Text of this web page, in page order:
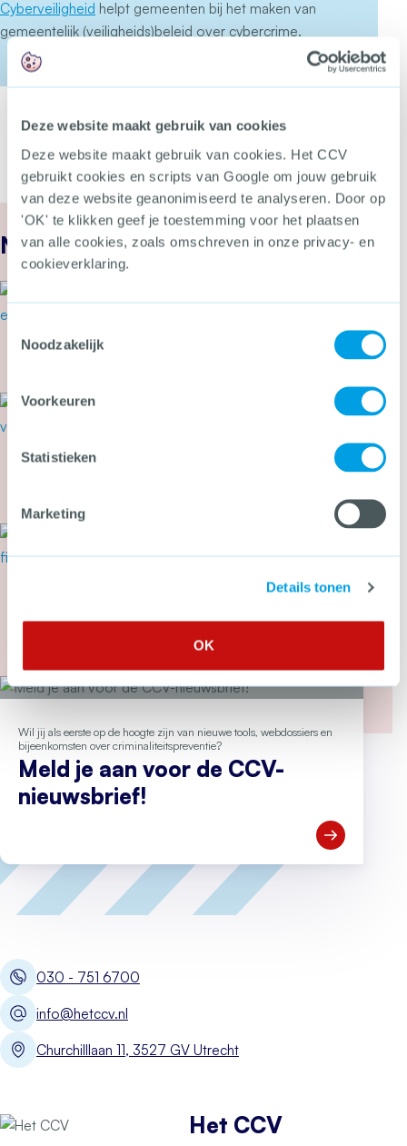
Deze website maakt gebruik van cookies
Deze website maakt gebruik van cookies. Het CCV
gebruikt cookies en scripts van Google om jouw gebruik
van deze website geanonimiseerd te analyseren. Door op
'OK' te klikken geef je toestemming voor het plaatsen
van alle cookies, zoals omschreven in onze privacy- en
cookieverklaring.
Noodzakelijk
Voorkeuren
Statistieken
Marketing
Details tonen
OK
Cyberveiligheid helpt gemeenten bij het maken van
gemeentelijk (veiligheids)beleid over cybercrime.
Nieuws
augustus van kracht: wat kun je
Meer over Cyberbeveiligingswet vanaf 15
Tweede Kamer stemt in met
Meer over Tweede Kamer stemt in met
Wil jij als eerste op de hoogte zijn van nieuwe tools, webdossiers en
bijeenkomsten over criminaliteitspreventie?
Meld je aan voor de CCV-
nieuwsbrief!
Open Meld
030 - 751 6700
info@hetccv.nl
Churchilllaan 11, 3527 GV Utrecht
Het CCV